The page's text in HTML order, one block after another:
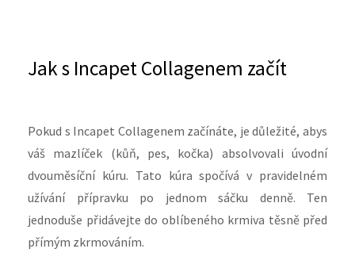
Jak s Incapet Collagenem začít
Pokud s Incapet Collagenem začínáte, je důležité, abys
váš mazlíček (kůň, pes, kočka) absolvovali úvodní
dvouměsíční kúru. Tato kúra spočívá v pravidelném
užívání přípravku po jednom sáčku denně. Ten
jednoduše přidávejte do oblíbeného krmiva těsně před
přímým zkrmováním.